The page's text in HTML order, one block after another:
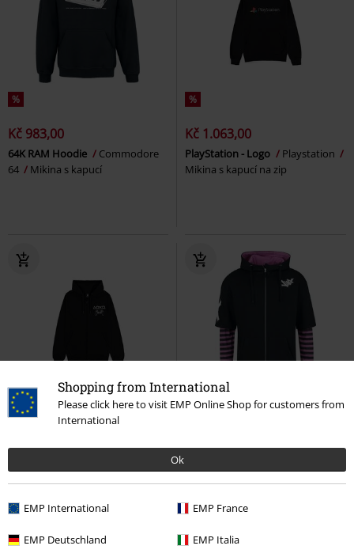
Shopping from International
Please click here to visit EMP Online Shop for customers from
International
Ok
EMP International EMP France
EMP Deutschland EMP Italia
%
Kč 983,00
64K RAM Hoodie
Commodore
64
Mikina s kapucí
%
Kč 1.063,00
PlayStation - Logo
Playstation
Mikina s kapucí na zip
Téměř vyprodáno
PlayStation Logo
Mikina s kapucí na zip
SLEVA 32%
Exkluzivní
Mikina s kapucí na zip